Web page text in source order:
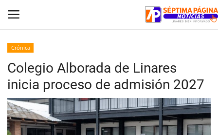
Inicio
Crónica
Policial
Crónica
Colegio Alborada de Linares
inicia proceso de admisión 2027